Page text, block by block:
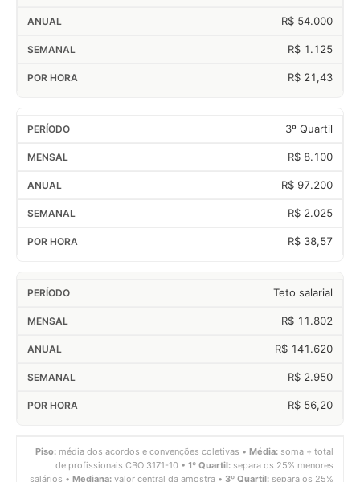
R$ 54.000
R$ 1.125
R$ 21,43
3º Quartil
R$ 8.100
R$ 97.200
R$ 2.025
R$ 38,57
Teto salarial
R$ 11.802
R$ 141.620
R$ 2.950
R$ 56,20
Piso: média dos acordos e convenções coletivas • Média: soma ÷ total
de profissionais CBO 3171-10 • 1º Quartil: separa os 25% menores
salários • Mediana: valor central da amostra • 3º Quartil: separa os 25%